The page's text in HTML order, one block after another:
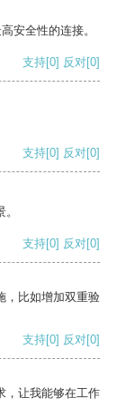
安全性的连接。
支持[0] 反对[0]
支持[0] 反对[0]
支持[0] 反对[0]
，比如增加双重验
支持[0] 反对[0]
，让我能够在工作